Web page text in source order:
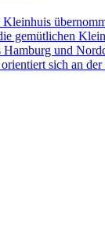
und
sich an der